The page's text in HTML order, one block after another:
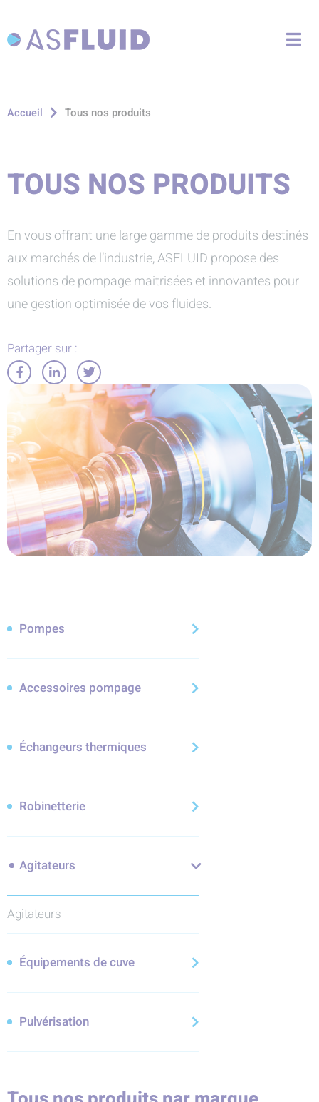
Aller à la recherche
Accueil Tous nos produits
TOUS NOS PRODUITS
En vous offrant une large gamme de produits destinés
aux marchés de l’industrie, ASFLUID propose des
solutions de pompage maitrisées et innovantes pour
une gestion optimisée de vos fluides.
Partager sur :
Partager
Facebook
Partager
sur
LinkedIn
Partager
sur
Twitter
Pompes
Accessoires pompage
Échangeurs thermiques
Robinetterie
Agitateurs
Agitateurs
Équipements de cuve
Pulvérisation